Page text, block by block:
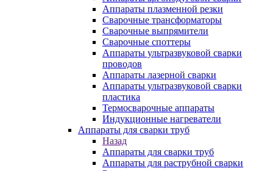
Аппараты плазменной резки
Сварочные трансформаторы
Сварочные выпрямители
Сварочные споттеры
Аппараты ультразвуковой сварки
проводов
Аппараты лазерной сварки
Аппараты ультразвуковой сварки
пластика
Термосварочные аппараты
Индукционные нагреватели
Аппараты для сварки труб
Назад
Аппараты для сварки труб
Аппараты для раструбной сварки